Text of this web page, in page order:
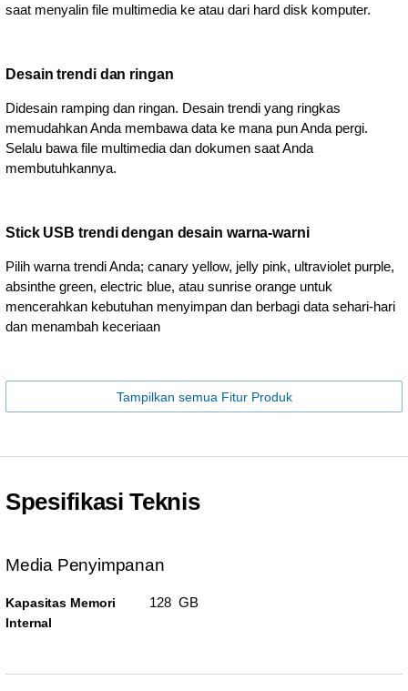
saat menyalin file multimedia ke atau dari hard disk komputer.
Desain trendi dan ringan
Didesain ramping dan ringan. Desain trendi yang ringkas
memudahkan Anda membawa data ke mana pun Anda pergi.
Selalu bawa file multimedia dan dokumen saat Anda
membutuhkannya.
Stick USB trendi dengan desain warna-warni
Pilih warna trendi Anda; canary yellow, jelly pink, ultraviolet purple,
absinthe green, electric blue, atau sunrise orange untuk
mencerahkan kebutuhan menyimpan dan berbagi data sehari-hari
dan menambah keceriaan
Tampilkan semua Fitur Produk
Spesifikasi Teknis
Media Penyimpanan
Kapasitas Memori
Internal
128 GB